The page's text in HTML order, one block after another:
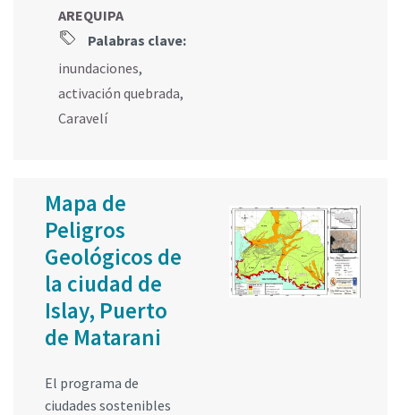
AREQUIPA
Palabras clave:
inundaciones,
activación quebrada,
Caravelí
Mapa de
Peligros
Geológicos de
la ciudad de
Islay, Puerto
de Matarani
El programa de
ciudades sostenibles